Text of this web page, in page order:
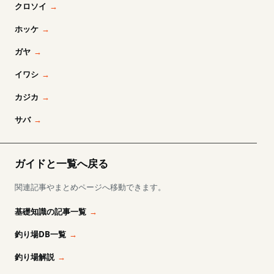
クロソイ
ホッケ
ガヤ
イワシ
カジカ
サバ
ガイドと一覧へ戻る
関連記事やまとめページへ移動できます。
基礎知識の記事一覧
釣り場DB一覧
釣り場解説